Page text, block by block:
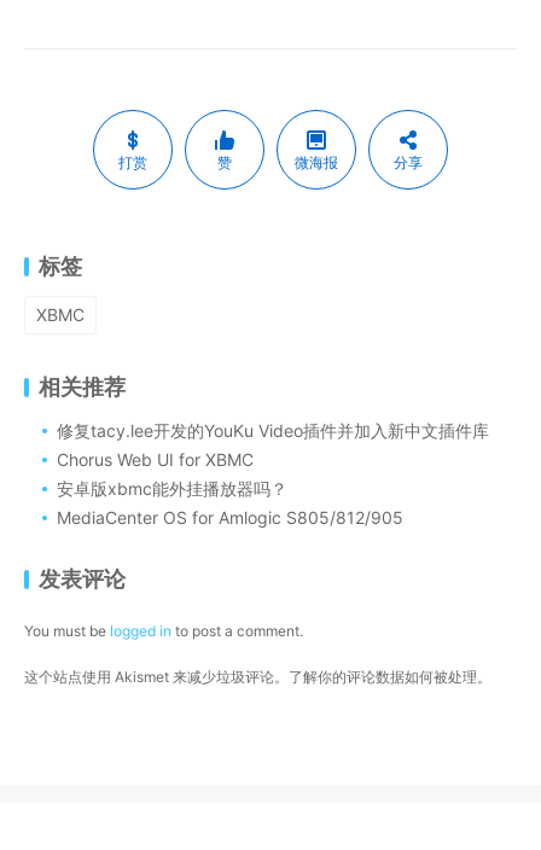
打赏 赞 微海报 分享
标签
XBMC
相关推荐
修复tacy.lee开发的YouKu Video插件并加入新中文插件库
Chorus Web UI for XBMC
安卓版xbmc能外挂播放器吗？
MediaCenter OS for Amlogic S805/812/905
发表评论
You must be logged in to post a comment.
这个站点使用 Akismet 来减少垃圾评论。 了解你的评论数据如何被处理。